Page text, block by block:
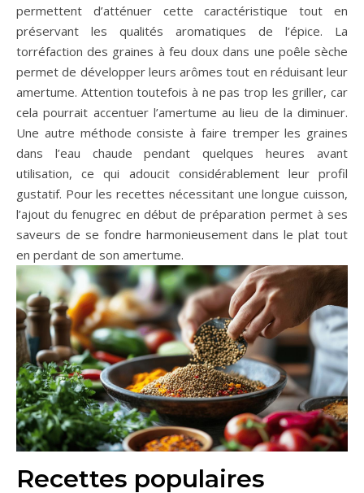
permettent d’atténuer cette caractéristique tout en
préservant les qualités aromatiques de l’épice. La
torréfaction des graines à feu doux dans une poêle sèche
permet de développer leurs arômes tout en réduisant leur
amertume. Attention toutefois à ne pas trop les griller, car
cela pourrait accentuer l’amertume au lieu de la diminuer.
Une autre méthode consiste à faire tremper les graines
dans l’eau chaude pendant quelques heures avant
utilisation, ce qui adoucit considérablement leur profil
gustatif. Pour les recettes nécessitant une longue cuisson,
l’ajout du fenugrec en début de préparation permet à ses
saveurs de se fondre harmonieusement dans le plat tout
en perdant de son amertume.
Recettes populaires